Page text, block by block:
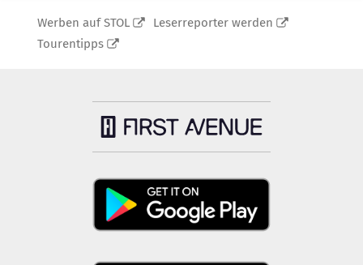
Werben auf STOL
Leserreporter werden
Tourentipps